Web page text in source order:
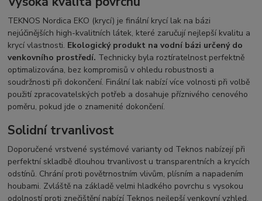
TEKNOS Nordica EKO (krycí) je finální krycí lak na bázi
nejúčinějších high-kvalitních látek, které zaručují nejlepší kvalitu a
krycí vlastnosti. Ekologický produkt na vodní bázi určený do
venkovního prostředí. Technicky byla roztíratelnost perfektně
optimalizována, bez kompromisů v ohledu robustnosti a
soudržnosti při dokončení. Finální lak nabízí více volnosti při volbě
použití zpracovatelských potřeb a dosahuje příznivého cenového
poměru, pokud jde o znamenité dokončení.
Solidní trvanlivost
Doporučené vrstvené systémové varianty od Teknos nabízejí při
perfektní skladbě dlouhou trvanlivost u transparentních a krycích
odstínů. Chrání proti povětrnostním vlivům, plísním a napadením
houbami. Zvláště na základě velmi hladkého povrchu s vysokou
odolností proti znečištění nabízí Teknos nejlepší venkovní vzhled.